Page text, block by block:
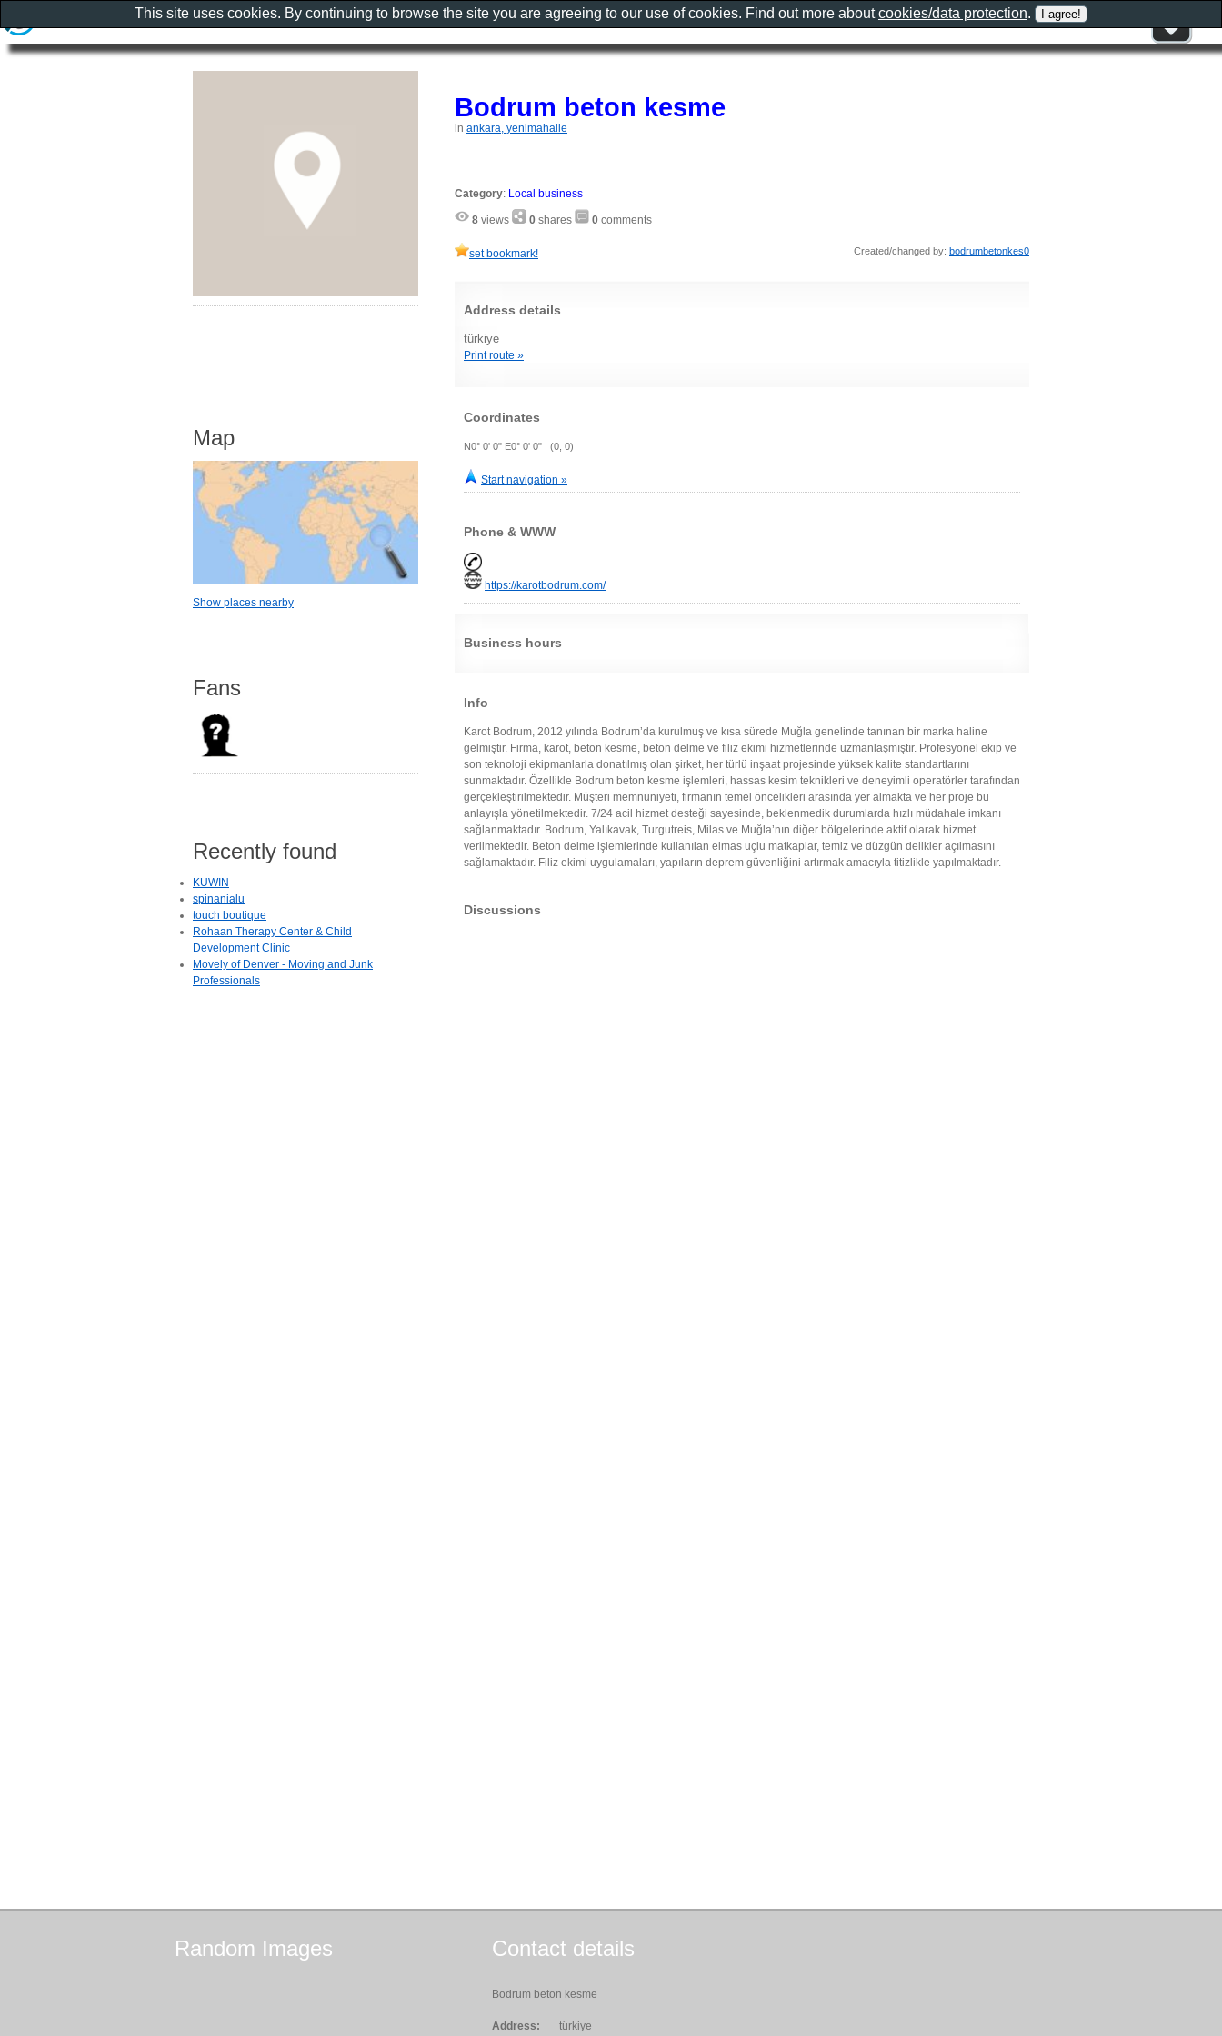
Bodrum beton kesme
in ankara, yenimahalle
Category: Local business
8 views 0 shares 0 comments
set bookmark! Created/changed by: bodrumbetonkes0
Address details
türkiye
Print route »
Coordinates
N0° 0' 0" E0° 0' 0" (0, 0)
Start navigation »
Phone & WWW
https://karotbodrum.com/
Business hours
Info
Karot Bodrum, 2012 yılında Bodrum’da kurulmuş ve kısa sürede Muğla genelinde tanınan bir marka haline
gelmiştir. Firma, karot, beton kesme, beton delme ve filiz ekimi hizmetlerinde uzmanlaşmıştır. Profesyonel ekip ve
son teknoloji ekipmanlarla donatılmış olan şirket, her türlü inşaat projesinde yüksek kalite standartlarını
sunmaktadır. Özellikle Bodrum beton kesme işlemleri, hassas kesim teknikleri ve deneyimli operatörler tarafından
gerçekleştirilmektedir. Müşteri memnuniyeti, firmanın temel öncelikleri arasında yer almakta ve her proje bu
anlayışla yönetilmektedir. 7/24 acil hizmet desteği sayesinde, beklenmedik durumlarda hızlı müdahale imkanı
sağlanmaktadır. Bodrum, Yalıkavak, Turgutreis, Milas ve Muğla’nın diğer bölgelerinde aktif olarak hizmet
verilmektedir. Beton delme işlemlerinde kullanılan elmas uçlu matkaplar, temiz ve düzgün delikler açılmasını
sağlamaktadır. Filiz ekimi uygulamaları, yapıların deprem güvenliğini artırmak amacıyla titizlikle yapılmaktadır.
Discussions
Map
Show places nearby
Fans
Recently found
KUWIN
spinanialu
touch boutique
Rohaan Therapy Center & Child
Development Clinic
Movely of Denver - Moving and Junk
Professionals
Random Images Contact details
Bodrum beton kesme
Address: türkiye
This site uses cookies. By continuing to browse the site you are agreeing to our use of cookies. Find out more aboutcookies/data protection.